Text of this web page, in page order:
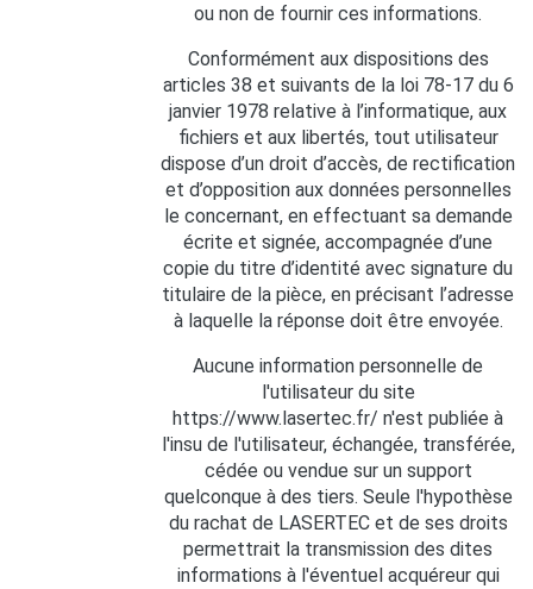
ou non de fournir ces informations.
Conformément aux dispositions des
articles 38 et suivants de la loi 78-17 du 6
janvier 1978 relative à l’informatique, aux
fichiers et aux libertés, tout utilisateur
dispose d’un droit d’accès, de rectification
et d’opposition aux données personnelles
le concernant, en effectuant sa demande
écrite et signée, accompagnée d’une
copie du titre d’identité avec signature du
titulaire de la pièce, en précisant l’adresse
à laquelle la réponse doit être envoyée.
Aucune information personnelle de
l'utilisateur du site
https://www.lasertec.fr/ n'est publiée à
l'insu de l'utilisateur, échangée, transférée,
cédée ou vendue sur un support
quelconque à des tiers. Seule l'hypothèse
du rachat de LASERTEC et de ses droits
permettrait la transmission des dites
informations à l'éventuel acquéreur qui